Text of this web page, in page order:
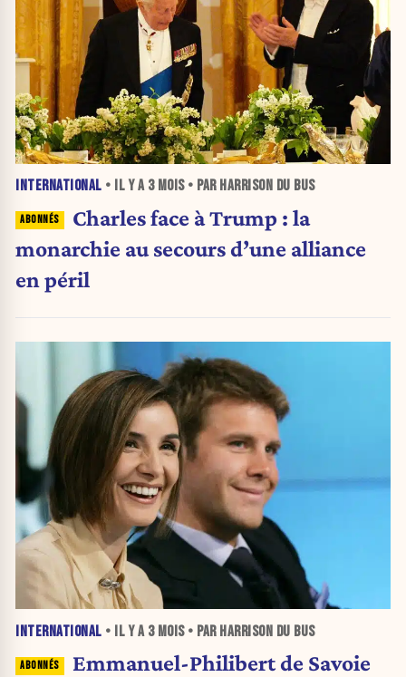
INTERNATIONAL • IL Y A 3 MOIS• PAR HARRISON DU BUS
Charles face à Trump : la
monarchie au secours d’une alliance
en péril
INTERNATIONAL • IL Y A 3 MOIS• PAR HARRISON DU BUS
Emmanuel-Philibert de Savoie